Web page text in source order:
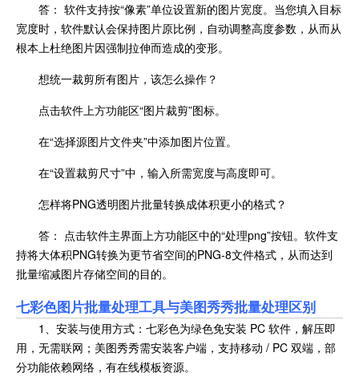
答： 软件支持按“像素”单位设置新的图片宽度。当您填入目标
宽度时，软件默认会保持图片原比例，自动调整高度参数，从而从
根本上杜绝图片因强制拉伸而造成的变形。
想统一裁剪所有图片，该怎么操作？
点击软件上方功能区“图片裁剪”图标。
在“选择源图片文件夹”中添加图片位置。
在“设置裁剪尺寸”中，输入所需宽度与高度即可。
怎样将PNG透明图片批量转换成体积更小的格式？
答： 点击软件主界面上方功能区中的“处理png”按钮。软件支
持将大体积PNG转换为更节省空间的PNG-8文件格式，从而达到
批量缩减图片存储空间的目的。
七彩色图片批量处理工具与美图秀秀批量处理区别
1、安装与使用方式：七彩色为绿色免安装 PC 软件，解压即
用，无需联网；美图秀秀需安装客户端，支持移动 / PC 双端，部
分功能依赖网络，有在线模板资源。